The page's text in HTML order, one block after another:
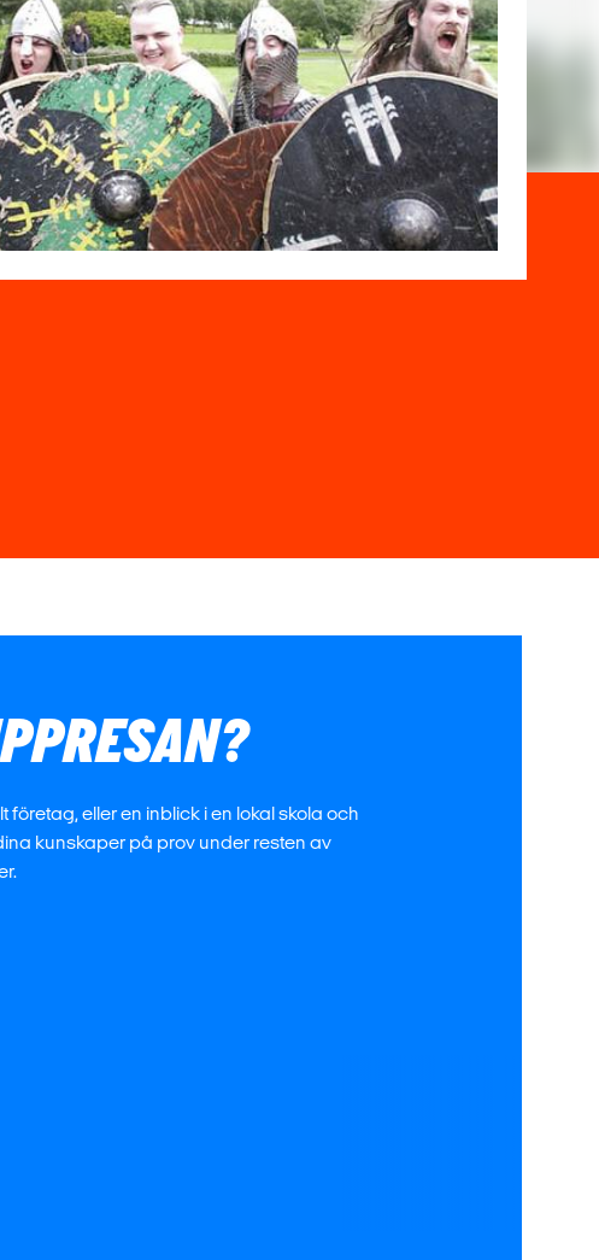
eller en inblick i en lokal skola och
kunskaper på prov under resten av